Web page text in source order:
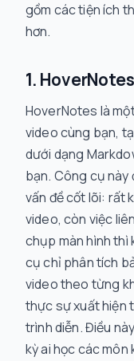
gồm các tiện ích
hơn.
1. HoverNotes
HoverNotes là
video cùng bạn,
dưới dạng
bạn. Công cụ này
vấn đề cốt lõi: rất
video, còn việc
chụp màn hình thì
cụ chỉ phân tích
video theo từng
thực sự xuất hiện
trình diễn. Điều
kỳ ai học các